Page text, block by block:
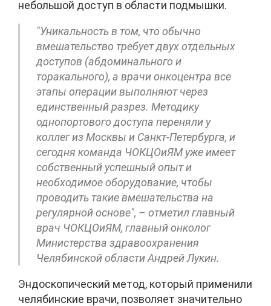
небольшой доступ в области подмышки.
"Уникальность в том, что обычно
вмешательство требует двух отдельных
доступов (абдоминального и
торакального), а врачи онкоцентра все
этапы операции выполняют через
единственный разрез. Методику
однопортового доступа переняли у
коллег из Москвы и Санкт-Петербурга, и
сегодня команда ЧОКЦОиЯМ уже имеет
собственный успешный опыт и
необходимое оборудование, чтобы
проводить такие вмешательства на
регулярной основе", – отметил главный
врач ЧОКЦОиЯМ, главный онколог
Министерства здравоохранения
Челябинской области Андрей Лукин.
Эндоскопический метод, который применили
челябинские врачи, позволяет значительно